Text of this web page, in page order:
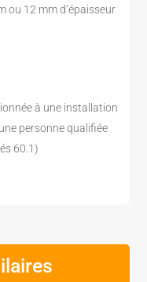
ou 12 mm d’épaisseur
à une installation
personne qualifiée
60.1)